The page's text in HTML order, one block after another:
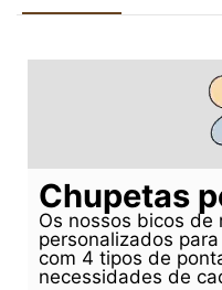
Chupetas
Os nossos bicos de
personalizados
com 4 tipos de
necessidades de